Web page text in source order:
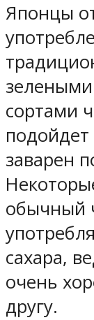
Японцы
сортами
заварен
обычный
сахара,
очень
другу.